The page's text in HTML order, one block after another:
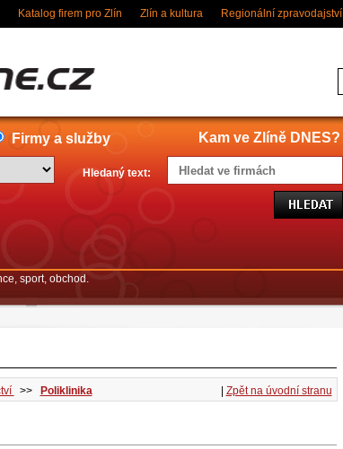
Regionální zpravodajství
Zlín a kultura
Katalog firem pro Zlín
Firmy a služby Kam ve Zlíně DNES?
Hledaný text:
sport, obchod.
>> Poliklinika Zpět na úvodní stranu